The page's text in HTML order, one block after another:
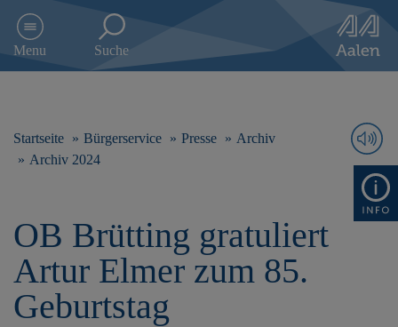
e
Menu Suche
Startseite Bürgerservice Presse
Archiv
Archiv 2024
OB Brütting gratuliert
Artur Elmer zum 85.
Geburtstag